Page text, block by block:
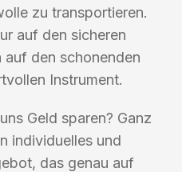
zu transportieren.
auf den sicheren
auf den schonenden
Instrument.
Geld sparen? Ganz
individuelles und
das genau auf